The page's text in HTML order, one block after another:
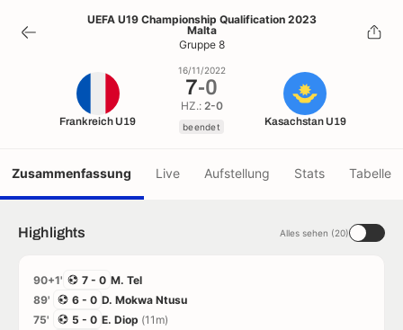
7-0
beendet
UEFA U19 Championship Qualification 2023
Malta
Gruppe 8
Frankreich U19
16/11/2022
7-0
HZ.: 2-0
beendet Kasachstan U19
Zusammenfassung Live Aufstellung Stats Tabelle
Highlights Alles sehen (20)
90+1' 7 - 0 M. Tel
89'
6 - 0 D. Mokwa Ntusu
75'
5 - 0 E. Diop (11m)